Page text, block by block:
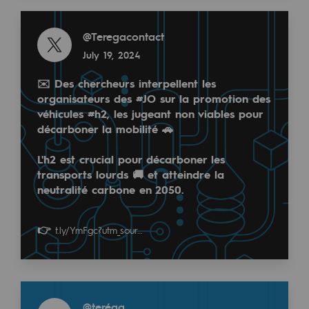
2050: a world of renewable, low-carbon
Hydrogen Objective
CCUS zero CO2 objective
Biomethane Objective
The Lab
Committed actor
Committed actor
CSR ambition
Environmental responsibility
BE POSITIF, the environmental
@Teregacontact
July 19, 2024
✉️ Des chercheurs interpellent les
organisateurs des #JO sur la promotion des
véhicules#h2, les jugeant non viables pour
décarboner la mobilité 🚗
L'h2 est crucial pour décarboner les
transports lourds 🚚 et atteindre la
neutralité carbone en 2050.
👉 t.ly/YmFgc?utm_sour…